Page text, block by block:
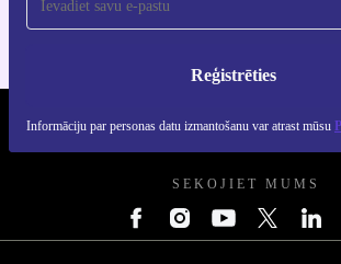
Reģistrēties
Informāciju par personas datu izmantošanu var atrast mūsu
REFURBED - RETHINK
SEKOJIET MUMS